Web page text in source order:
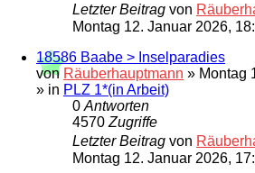
Letzter Beitrag von
Montag 12. Januar 2026,
18586 Baabe > Inselparadies
von Räuberhauptmann » Montag
» in PLZ 1*(in Arbeit)
0 Antworten
4570 Zugriffe
Letzter Beitrag von
Montag 12. Januar 2026,